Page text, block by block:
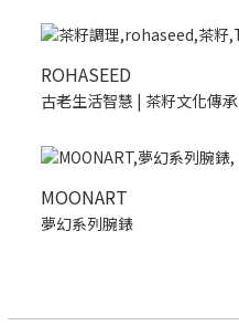
ROHASEED
古老生活智慧 | 茶籽文化傳承
MOONART
夢幻系列腕錶